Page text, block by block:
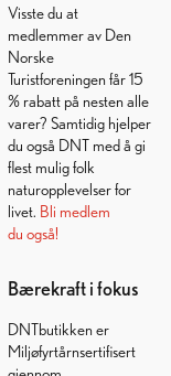
Visste du at
medlemmer av Den
Norske
Turistforeningen får 15
% rabatt på nesten alle
varer? Samtidig hjelper
du også DNT med å gi
flest mulig folk
naturopplevelser for
livet. Bli medlem
du også!
Bærekraft i fokus
DNTbutikken er
Miljøfyrtårnsertifisert